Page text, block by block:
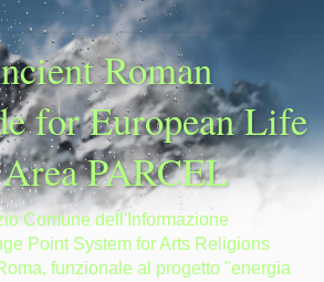
Roman
for European Life
PARCEL
Comune dell'Informazione
Point System for Arts Religions
funzionale al progetto "energia